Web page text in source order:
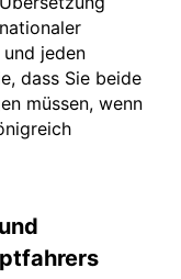
jeden
dass Sie beide
müssen, wenn